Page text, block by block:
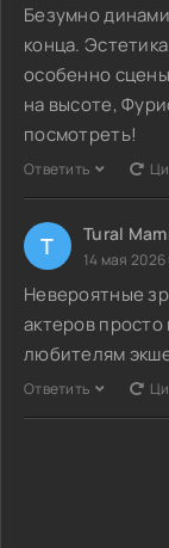
Безумно
конца.
особенно
на высоте,
посмотреть!
Ответить
T Tural
14 мая
Невероятные
актеров
любителям
Ответить